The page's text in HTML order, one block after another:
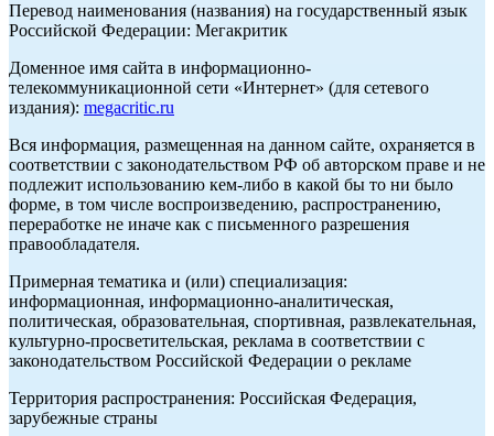
Перевод наименования (названия) на государственный язык
Российской Федерации: Мегакритик
Доменное имя сайта в информационно-
телекоммуникационной сети «Интернет» (для сетевого
издания): megacritic.ru
Вся информация, размещенная на данном сайте, охраняется в
соответствии с законодательством РФ об авторском праве и не
подлежит использованию кем-либо в какой бы то ни было
форме, в том числе воспроизведению, распространению,
переработке не иначе как с письменного разрешения
правообладателя.
Примерная тематика и (или) специализация:
информационная, информационно-аналитическая,
политическая, образовательная, спортивная, развлекательная,
культурно-просветительская, реклама в соответствии с
законодательством Российской Федерации о рекламе
Территория распространения: Российская Федерация,
зарубежные страны